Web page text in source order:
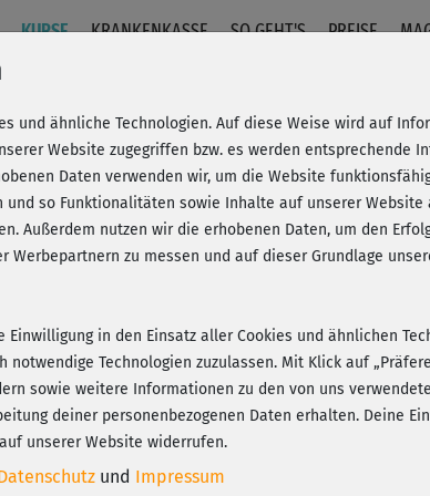
KURSE KRANKENKASSE SO GEHT'S PREISE
20% Rabatt + Wunsch-Goodie
und ähnliche Technologien. Auf diese Weise wird auf
Website zugegriffen bzw. es werden entsprechende
Daten verwenden wir, um die Website
und so Funktionalitäten sowie Inhalte auf unserer Website
Außerdem nutzen wir die erhobenen Daten, um den
Werbepartnern zu messen und auf dieser Grundlage
Einwilligung in den Einsatz aller Cookies und ähnlichen
notwendige Technologien zuzulassen. Mit Klick auf
sowie weitere Informationen zu den von uns
deiner personenbezogenen Daten erhalten. Deine
unserer Website widerrufen.
und Impressum